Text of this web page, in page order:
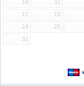
10
11
17
18
24
25
31